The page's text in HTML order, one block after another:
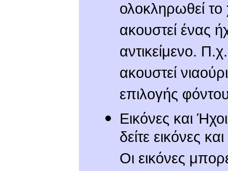
ολοκληρωθεί
ακουστεί ένας
αντικείμενο.
ακουστεί
επιλογής
Εικόνες και
δείτε εικόνες
Οι εικόνες